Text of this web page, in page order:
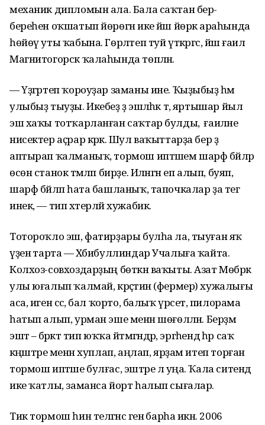
механик дипломын ала. Бала саҡтан бер-
береһен оҡшатып йөрөгән ике йәш йөрәк араһында
һөйөү уты ҡабына. Гөрләтеп туй үткәргәс, йәш ғаилә
Магнитогорск ҡалаһында төпләнә.
— Үҙгәртеп ҡороуҙар заманы ине. Ҡыҙыбыҙ һәм
улыбыҙ тыуҙы. Икебеҙ ҙә эш­ләһәк тә, яртышар йыл
эш хаҡы тотҡарланған саҡтар булды, ә ғаилә­не
нисектер аҫрар кәрәк. Шул ваҡыт­тарҙа бер ҙә
аптырап ҡалманыҡ, тормош иптәшем шарф бәйләр
өсөн станок әтмәләп бирҙе. Иләнгән еп алып, буяп,
шарф бәйләп һата башланыҡ, тапочкалар ҙа тегә
инек, — тип хәтерләй хужабикә.
Тотороҡло эш, фатирҙары булһа ла, тыуған яҡ
үҙенә тарта — Хәби­бул­линдар Учалыға ҡайта.
Колхоз-совхоздарҙың бөткән ваҡыты. Азат Мөбәрәк
улы юғалып ҡалмай, крәҫ­тиән (фермер) хужалығы
аса, иген сәсә, бал ҡорто, балыҡ үрсетә, пило­рама
һатып алып, урман эше менән шөғөлләнә. Берҙәм
эштә – бәрәкәт тип юҡҡа әйтмәгәндәр, эргәһендә һәр саҡ
кәңәштәре менән хуплап, аңлап, ярҙам итеп торған
тормош иптәше булғас, эштәре лә уңа. Ҡала ситендә
ике ҡатлы, заманса йорт һалып сығалар.
Тик тормош һин теләгәнсә генә барһа икән. 2006